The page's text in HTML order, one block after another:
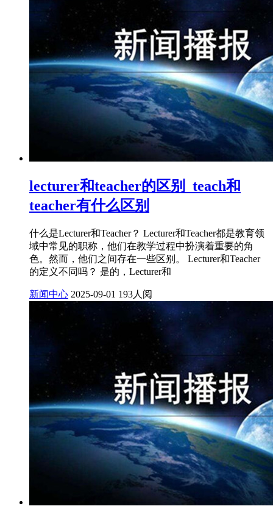
lecturer和teacher的区别_teach和
teacher有什么区别
什么是Lecturer和Teacher？ Lecturer和Teacher都是教育领
域中常见的职称，他们在教学过程中扮演着重要的角
色。然而，他们之间存在一些区别。 Lecturer和Teacher
的定义不同吗？ 是的，Lecturer和
新闻中心 2025-09-01 193人阅